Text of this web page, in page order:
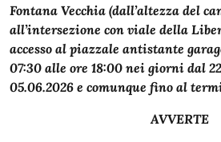
Fontana Vecchia (dall’altezza del
all’intersezione con viale della
accesso al piazzale antistante
07:30 alle ore 18:00 nei giorni dal
05.06.2026 e comunque fino al
AVVERTE